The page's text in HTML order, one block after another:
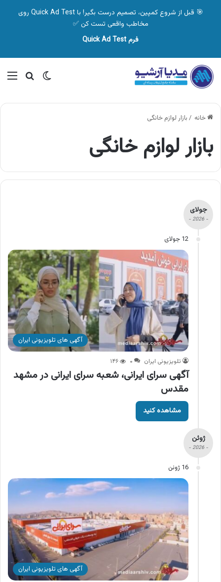
🎯 قبل از شروع کمپین، تصمیم درست بگیر! با Quick Ad Test روی
مخاطب واقعی تست کن ✅
فرم Quick Ad Test
تغییر پوسته
خانه / بازار لوازم خانگی
بازار لوازم خانگی
جولای
- 2026 -
12 جولای
آگهی های تلویزیونی ایران
تلویزیونی ایران ۰ ۱۴۶
آگهی سرای ایرانی، شعبه سرای ایرانی در مشهد
مقدس
مشاهده کنید
ژوئن
- 2026 -
16 ژوئن
آگهی های تلویزیونی ایران